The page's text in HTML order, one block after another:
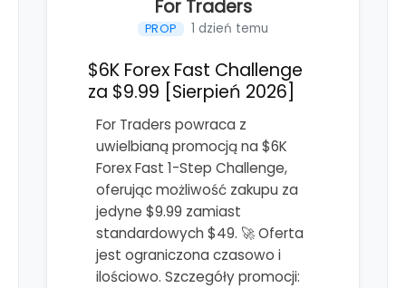
For Traders
PROP 1 dzień temu
$6K Forex Fast Challenge
za $9.99 [Sierpień 2026]
For Traders powraca z
uwielbianą promocją na $6K
Forex Fast 1-Step Challenge,
oferując możliwość zakupu za
jedyne $9.99 zamiast
standardowych $49. 🚀 Oferta
jest ograniczona czasowo i
ilościowo. Szczegóły promocji: